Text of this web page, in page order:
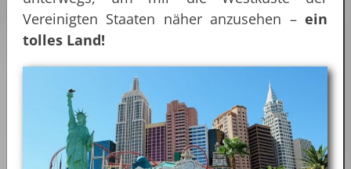
Vereinigten Staaten näher anzusehen –ein
tolles Land!